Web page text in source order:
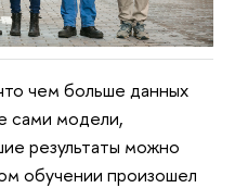
чем больше данных
сами модели,
результаты можно
обучении произошел